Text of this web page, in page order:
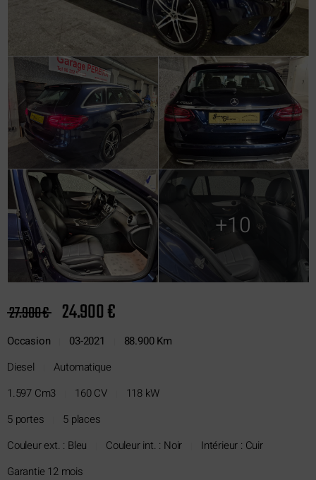
+10
27.900 € 24.900 €
Occasion 03-2021
88.900 Km
Diesel
Automatique
1.597 Cm3
160 CV
118 kW
5 portes
5 places
Couleur ext. : Bleu
Couleur int. : Noir
Intérieur : Cuir
Garantie 12 mois